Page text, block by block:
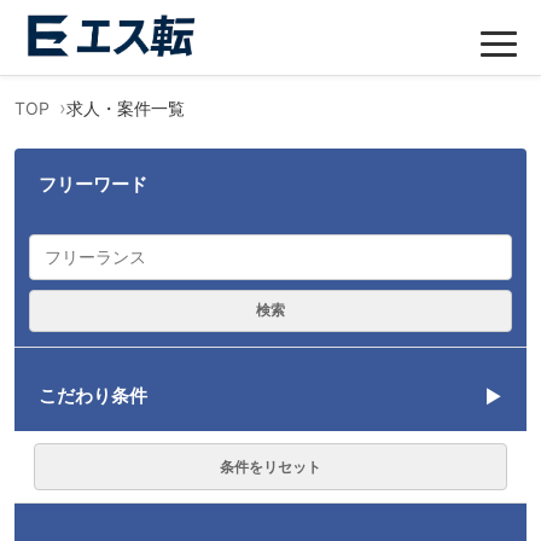
TOP 求人・案件一覧
フリーワード
検索
こだわり条件
条件をリセット